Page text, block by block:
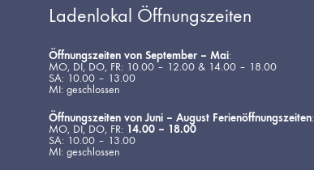
Ladenlokal Öffnungszeiten
Öffnungszeiten von September – Mai:
MO, DI, DO, FR: 10.00 – 12.00 & 14.00 – 18.00
SA: 10.00 – 13.00
MI: geschlossen
Öffnungszeiten von Juni – August Ferienöffnungszeiten:
MO, DI, DO, FR: 14.00 – 18.00
SA: 10.00 – 13.00
MI: geschlossen